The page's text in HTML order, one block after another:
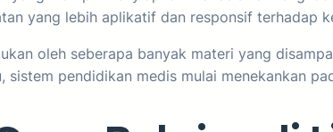
yang lebih aplikatif dan responsif terhadap
oleh seberapa banyak materi yang
sistem pendidikan medis mulai menekankan